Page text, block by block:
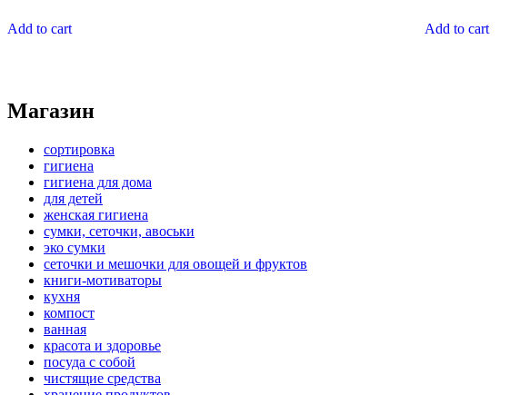
Add to cart Add to cart
Магазин
сортировка
гигиена
гигиена для дома
для детей
женская гигиена
сумки, сеточки, авоськи
эко сумки
сеточки и мешочки для овощей и фруктов
книги-мотиваторы
кухня
компост
ванная
красота и здоровье
посуда с собой
чистящие средства